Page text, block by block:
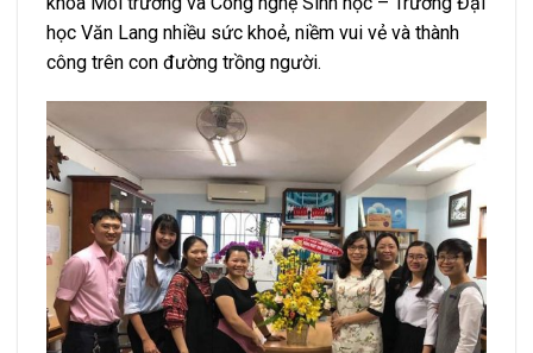
học Văn Lang nhiều sức khoẻ, niềm vui vẻ và thành
công trên con đường trồng người.